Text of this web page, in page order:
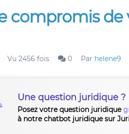
compromis de
Vu 2456 fois 0 Par helene9
Une question juridique ?
Posez votre question juridique
à notre chatbot juridique sur